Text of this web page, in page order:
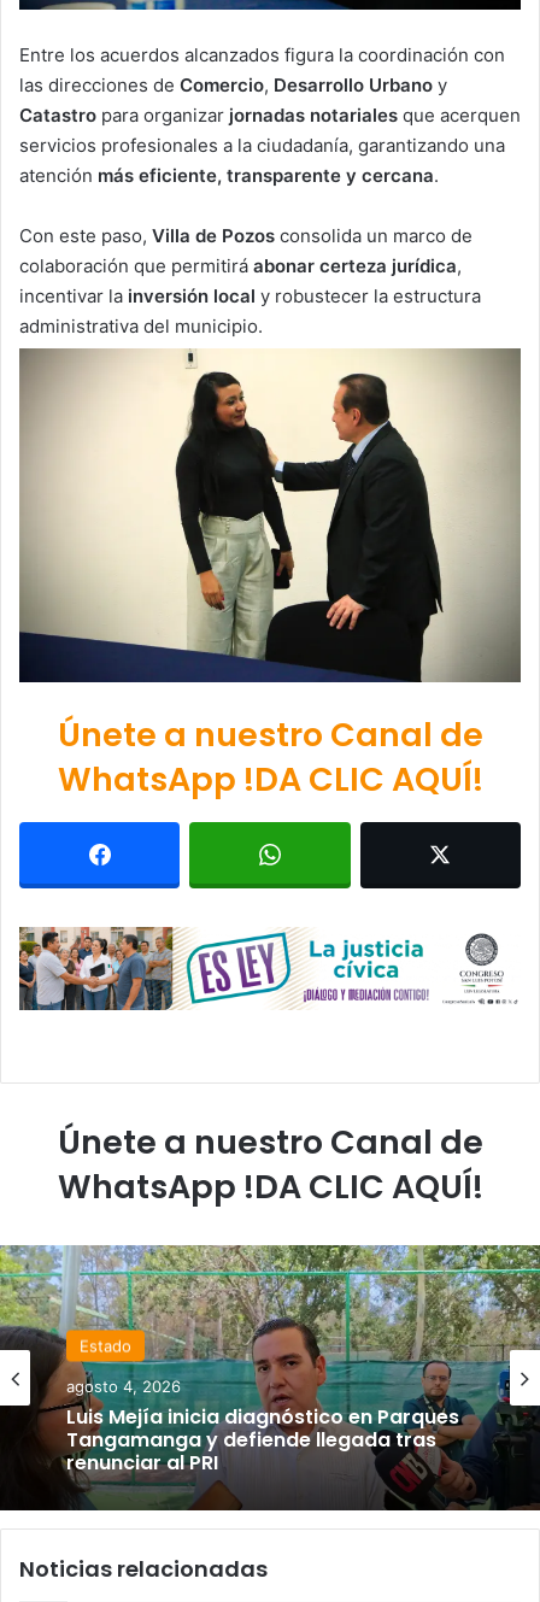
Entre los acuerdos alcanzados figura la coordinación con
las direcciones de Comercio, Desarrollo Urbano y
Catastro para organizar jornadas notariales que acerquen
servicios profesionales a la ciudadanía, garantizando una
atención más eficiente, transparente y cercana.
Con este paso, Villa de Pozos consolida un marco de
colaboración que permitirá abonar certeza jurídica,
incentivar la inversión local y robustecer la estructura
administrativa del municipio.
Únete a nuestro Canal de
WhatsApp !DA CLIC AQUÍ!
Únete a nuestro Canal de
WhatsApp !DA CLIC AQUÍ!
Estado
agosto 4, 2026
Luis Mejía inicia diagnóstico en Parques
Tangamanga y defiende llegada tras
renunciar al PRI
Noticias relacionadas